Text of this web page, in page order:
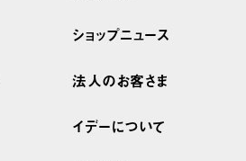
ショップニュース
法人のお客さま
イデーについて